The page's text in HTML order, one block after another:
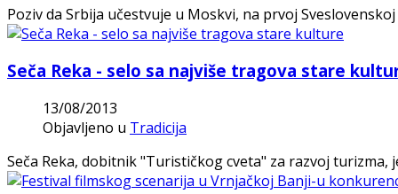
Poziv da Srbija učestvuje u Moskvi, na prvoj
Seča Reka - selo sa najviše tragova stare
13/08/2013
Objavljeno u Tradicija
Seča Reka, dobitnik "Turističkog cveta" za razvoj